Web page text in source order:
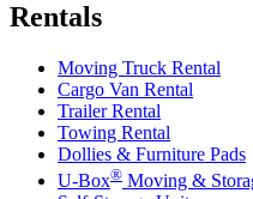
Rentals
Moving Truck Rental
Cargo Van Rental
Trailer Rental
Towing Rental
Dollies & Furniture Pads
U-Box® Moving &